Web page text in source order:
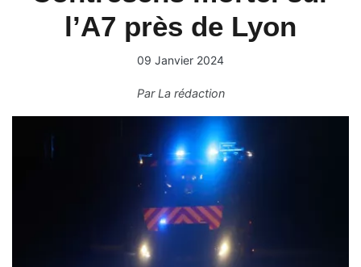
l’A7 près de Lyon
09 Janvier 2024
ParLa rédaction